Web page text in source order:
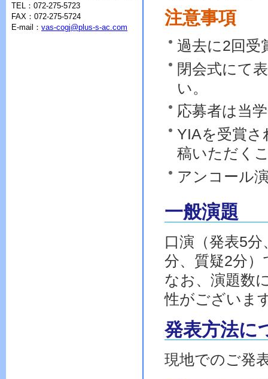
TEL：072-275-5723
FAX：072-275-5724
E-mail： vas-cogj@plus-s-ac.com
注意事項
過去に2回受
閉会式にて
い。
応募者は当
YIAを受賞さ
稿いただく
アンコール
一般演題
口演（発表5
分、質疑2分
なお、演題数
性がございま
発表方法に
現地でのご発